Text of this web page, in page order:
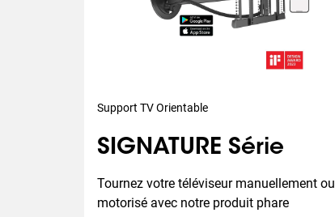
Support TV Orientable
SIGNATURE Série
Tournez votre téléviseur manuellement ou
motorisé avec notre produit phare